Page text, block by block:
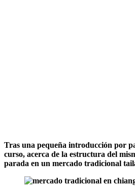
Tras una pequeña introducción por
curso, acerca de la estructura del
parada en un mercado tradicional